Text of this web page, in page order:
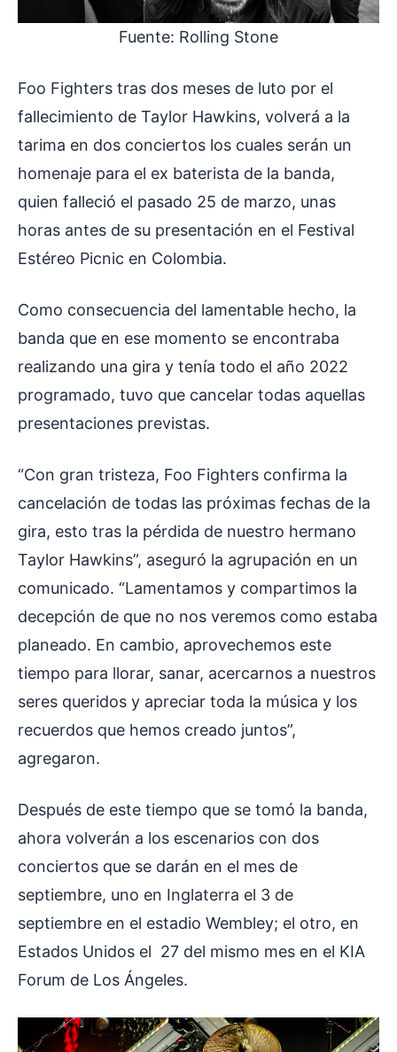
Fuente: Rolling Stone
Foo Fighters tras dos meses de luto por el
fallecimiento de Taylor Hawkins, volverá a la
tarima en dos conciertos los cuales serán un
homenaje para el ex baterista de la banda,
quien falleció el pasado 25 de marzo, unas
horas antes de su presentación en el Festival
Estéreo Picnic en Colombia.
Como consecuencia del lamentable hecho, la
banda que en ese momento se encontraba
realizando una gira y tenía todo el año 2022
programado, tuvo que cancelar todas aquellas
presentaciones previstas.
“Con gran tristeza, Foo Fighters confirma la
cancelación de todas las próximas fechas de la
gira, esto tras la pérdida de nuestro hermano
Taylor Hawkins”, aseguró la agrupación en un
comunicado. “Lamentamos y compartimos la
decepción de que no nos veremos como estaba
planeado. En cambio, aprovechemos este
tiempo para llorar, sanar, acercarnos a nuestros
seres queridos y apreciar toda la música y los
recuerdos que hemos creado juntos”,
agregaron.
Después de este tiempo que se tomó la banda,
ahora volverán a los escenarios con dos
conciertos que se darán en el mes de
septiembre, uno en Inglaterra el 3 de
septiembre en el estadio Wembley; el otro, en
Estados Unidos el 27 del mismo mes en el KIA
Forum de Los Ángeles.